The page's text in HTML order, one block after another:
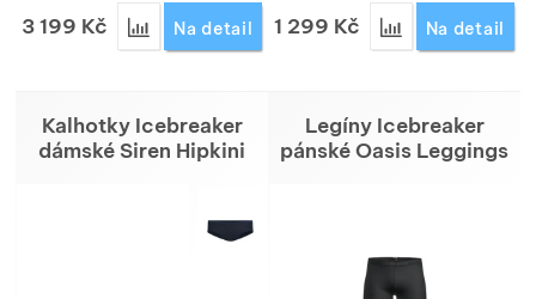
3 199 Kč Přidat 'Legíny Icebreaker dámské 260 Tech High
Na detail 1 299 Kč PřidatNa detail
Kalhotky Icebreaker
dámské Siren Hipkini
Legíny Icebreaker
pánské Oasis Leggings